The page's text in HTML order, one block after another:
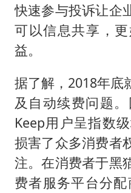
快速参与投诉让企
可以信息共享，
益。
据了解，2018年底
及自动续费问题。
Keep用户呈指数
损害了众多消费者
注。在消费者于黑
费者服务平台分配